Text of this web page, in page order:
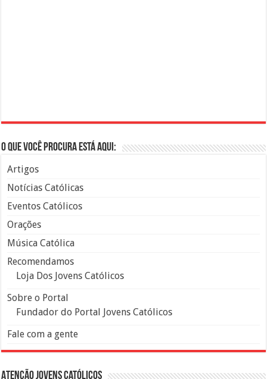
O que você procura está aqui:
Artigos
Notícias Católicas
Eventos Católicos
Orações
Música Católica
Recomendamos
Loja Dos Jovens Católicos
Sobre o Portal
Fundador do Portal Jovens Católicos
Fale com a gente
Atenção Jovens Católicos